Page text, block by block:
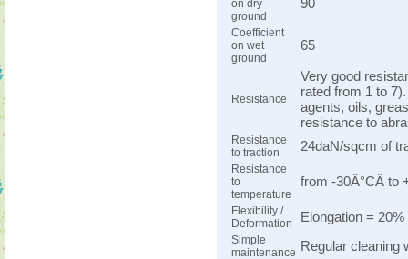
on dry
ground
90
Coefficient
on wet
ground
65
Resistance
Very good
rated from 1 to
agents, oils,
resistance to
Resistance
to traction
24daN/sqcm of
Resistance
to
temperature
from -30Â°CÂ to
Flexibility /
Deformation
Elongation =
Simple
maintenance Regular cleaning